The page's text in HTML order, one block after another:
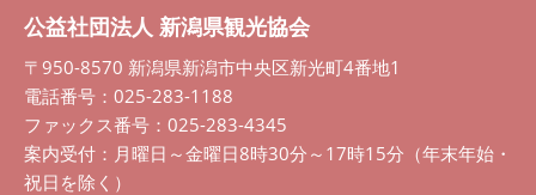
公益社団法人 新潟県観光協会
〒950-8570 新潟県新潟市中央区新光町4番地1
電話番号：025-283-1188
ファックス番号：025-283-4345
案内受付：月曜日～金曜日8時30分～17時15分（年末年始・
祝日を除く）